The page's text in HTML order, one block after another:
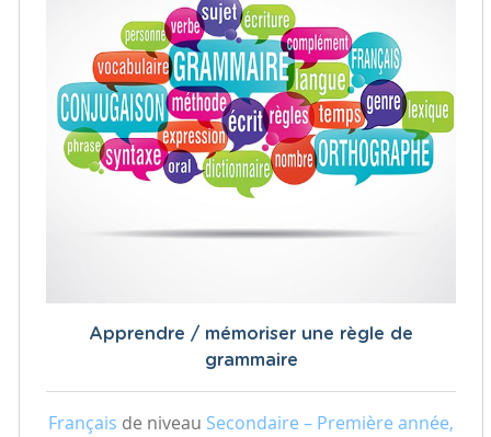
Apprendre / mémoriser une règle de
grammaire
Français de niveau Secondaire – Première année,